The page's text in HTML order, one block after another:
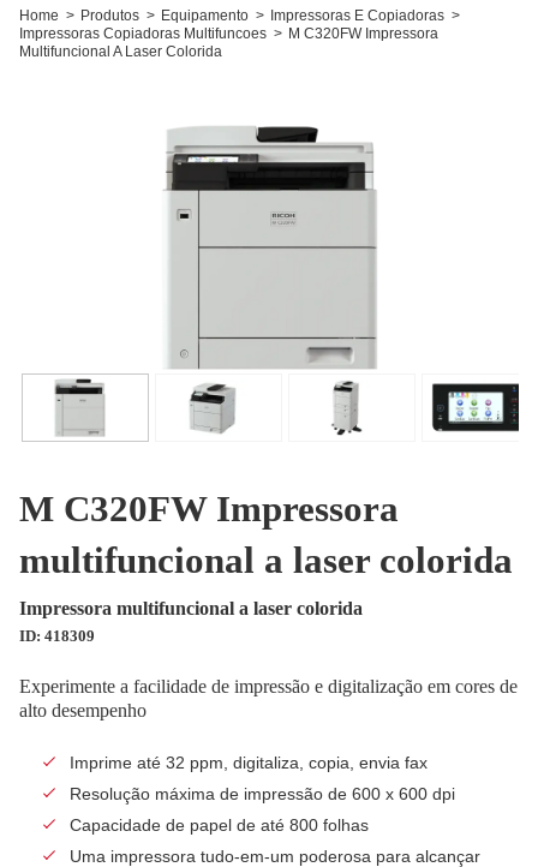
Home > Produtos > Equipamento > Impressoras E Copiadoras >
Impressoras Copiadoras Multifuncoes > M C320FW Impressora
Multifuncional A Laser Colorida
M C320FW Impressora
multifuncional a laser colorida
Impressora multifuncional a laser colorida
ID: 418309
Experimente a facilidade de impressão e digitalização em cores de
alto desempenho
Imprime até 32 ppm, digitaliza, copia, envia fax
Resolução máxima de impressão de 600 x 600 dpi
Capacidade de papel de até 800 folhas
Uma impressora tudo-em-um poderosa para alcançar